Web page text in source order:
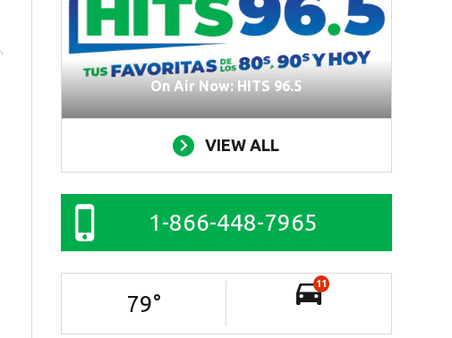
On Air Now: HITS 96.5
VIEW ALL
1-866-448-7965
79°
11